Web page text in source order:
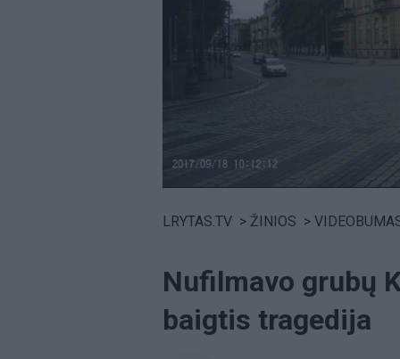
LRYTAS.TV > ŽINIOS >
Nufilmavo grubų
baigtis tragedija